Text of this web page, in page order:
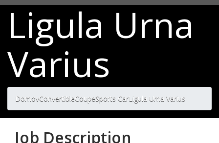
Ligula Urna
Varius
DomovConvertibleCoupeSports CarLigula Urna Varius
Job Description